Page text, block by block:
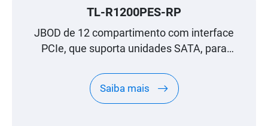
TL-R1200PES-RP
JBOD de 12 compartimento com interface
PCIe, que suporta unidades SATA, para
especificamente para NAS QNAP
Saiba mais